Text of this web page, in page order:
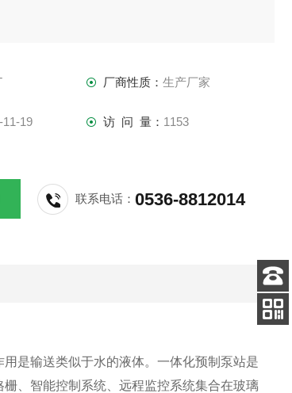
厂商性质： 生产厂家
11-19 访 问 量： 1153
联系电话：0536-8812014
是输送类似于水的液体。一体化预制泵站是
、智能控制系统、远程监控系统集合在玻璃
客服
电话